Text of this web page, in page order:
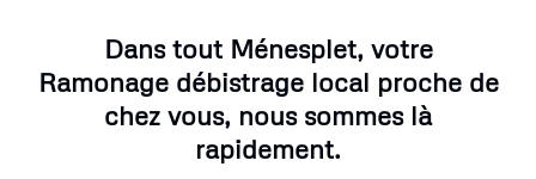
Dans tout Ménesplet, votre
Ramonage débistrage local proche de
chez vous, nous sommes là
rapidement.